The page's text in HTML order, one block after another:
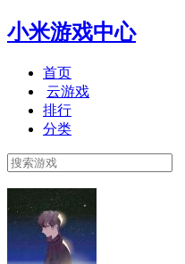
小米游戏中心
首页
云游戏
排行
分类